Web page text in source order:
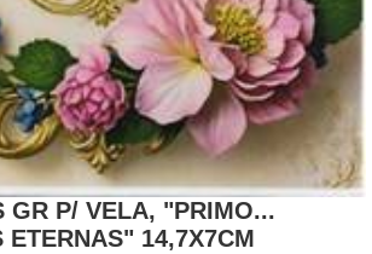
GR P/ VELA, "PRIMO...
ETERNAS" 14,7X7CM